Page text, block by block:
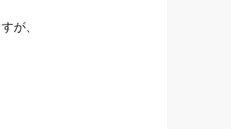
が、